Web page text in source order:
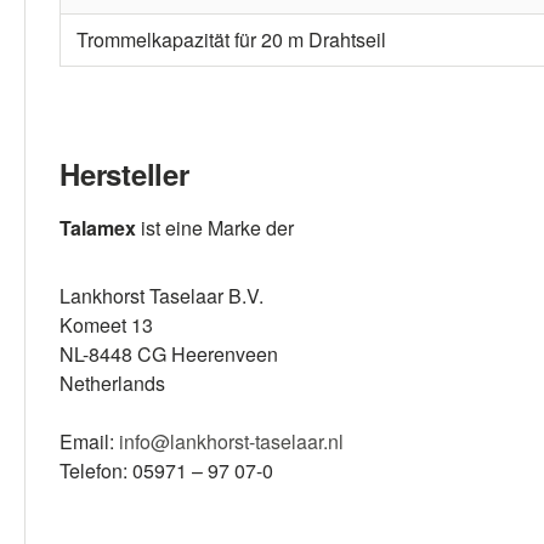
Trommelkapazität für 20 m Drahtseil
Hersteller
Talamex ist eine Marke der
Lankhorst Taselaar B.V.
Komeet 13
NL-8448 CG Heerenveen
Netherlands
Email: info@lankhorst-taselaar.nl
Telefon: 05971 – 97 07-0